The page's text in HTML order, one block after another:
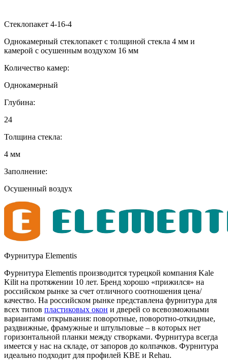
Стеклопакет 4-16-4
Однокамерный стеклопакет с толщиной стекла 4 мм и
камерой с осушенным воздухом 16 мм
Количество камер:
Однокамерный
Глубина:
24
Толщина стекла:
4 мм
Заполнение:
Осушенный воздух
Фурнитура Elementis
Фурнитура Elementis производится турецкой компания Kale
Kilit на протяжении 10 лет. Бренд хорошо «прижился» на
российском рынке за счет отличного соотношения цена/
качество. На российском рынке представлена фурнитура для
всех типов пластиковых окон и дверей со всевозможными
вариантами открывания: поворотные, поворотно-откидные,
раздвижные, фрамужные и штульповые – в которых нет
горизонтальной планки между створками. Фурнитура всегда
имеется у нас на складе, от запоров до колпачков. Фурнитура
идеально подходит для профилей KBE и Rehau.